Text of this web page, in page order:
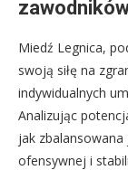
Miedź Legnica,
swoją siłę na
indywidualnych
Analizując
jak
ofensywnej i